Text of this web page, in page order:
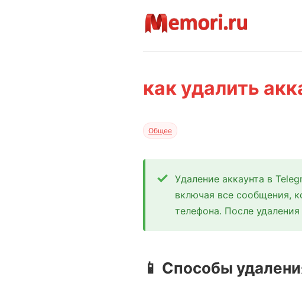
как удалить
Общее
Удаление аккаунта в
включая все сообщения,
телефона. После
📱 Способы